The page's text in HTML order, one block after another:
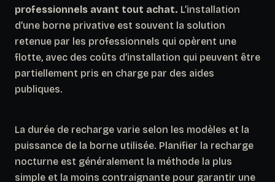
professionnels avant tout achat. L’installation
d’une borne privative est souvent la solution
retenue par les professionnels qui opèrent une
flotte, avec des coûts d’installation qui peuvent être
partiellement pris en charge par des aides
publiques.
La durée de recharge varie selon les modèles et la
puissance de la borne utilisée. Planifier la recharge
nocturne est généralement la méthode la plus
simple et la moins contraignante pour garantir une